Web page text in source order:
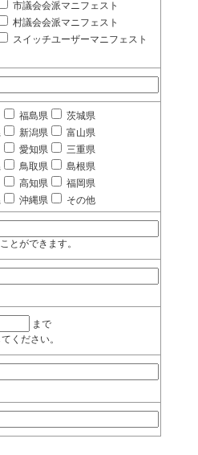
市議会会派マニフェスト
村議会会派マニフェスト
スイッチユーザーマニフェスト
福島県
茨城県
新潟県
富山県
愛知県
三重県
鳥取県
島根県
高知県
福岡県
沖縄県 その他
とができます。
まで
ください。